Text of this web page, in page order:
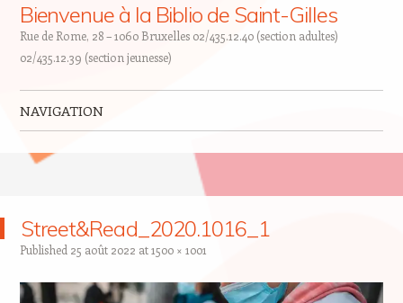
Bienvenue à la Biblio de Saint-Gilles
Rue de Rome, 28 – 1060 Bruxelles 02/435.12.40 (section adultes)
02/435.12.39 (section jeunesse)
NAVIGATION
Street&Read_2020.1016_1
Published 25 août 2022 at1500 × 1001